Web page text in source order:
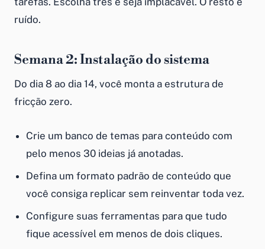
ruído.
Semana 2: Instalação do sistema
Do dia 8 ao dia 14, você monta a estrutura de
fricção zero.
Crie um banco de temas para conteúdo com
pelo menos 30 ideias já anotadas.
Defina um formato padrão de conteúdo que
você consiga replicar sem reinventar toda vez.
Configure suas ferramentas para que tudo
fique acessível em menos de dois cliques.